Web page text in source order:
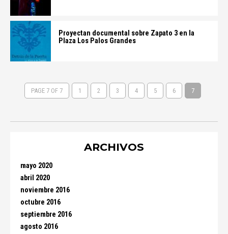
Proyectan documental sobre Zapato 3 en la
Plaza Los Palos Grandes
PAGE 7 OF 7 1 2 3 4 5 6 7
ARCHIVOS
mayo 2020
abril 2020
noviembre 2016
octubre 2016
septiembre 2016
agosto 2016